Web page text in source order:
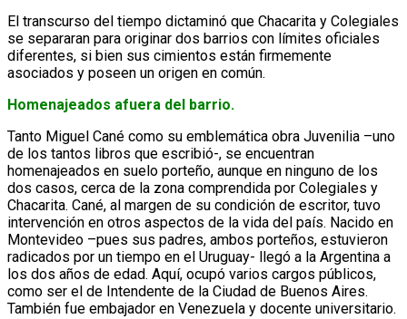
El transcurso del tiempo dictaminó que Chacarita y Colegiales
se separaran para originar dos barrios con límites oficiales
diferentes, si bien sus cimientos están firmemente
asociados y poseen un origen en común.
Homenajeados afuera del barrio.
Tanto Miguel Cané como su emblemática obra Juvenilia –uno
de los tantos libros que escribió-, se encuentran
homenajeados en suelo porteño, aunque en ninguno de los
dos casos, cerca de la zona comprendida por Colegiales y
Chacarita. Cané, al margen de su condición de escritor, tuvo
intervención en otros aspectos de la vida del país. Nacido en
Montevideo –pues sus padres, ambos porteños, estuvieron
radicados por un tiempo en el Uruguay- llegó a la Argentina a
los dos años de edad. Aquí, ocupó varios cargos públicos,
como ser el de Intendente de la Ciudad de Buenos Aires.
También fue embajador en Venezuela y docente universitario.